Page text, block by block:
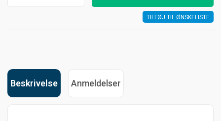
TILFØJ TIL ØNSKELISTE
Beskrivelse Anmeldelser